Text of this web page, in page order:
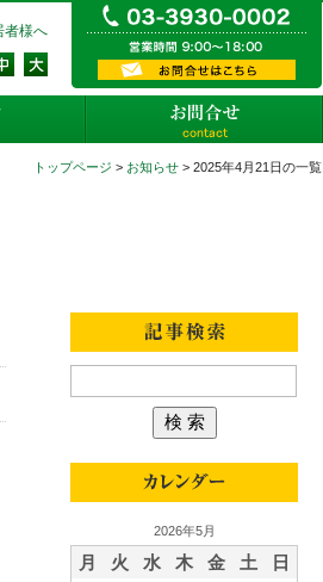
者様へ
トップページ > お知らせ > 2025年4月21日の一覧
2026年5月
月 火 水 木 金 土 日